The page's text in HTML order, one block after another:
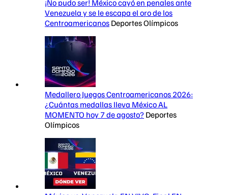
¡No pudo ser! México cayó en penales ante
Venezuela y se le escapa el oro de los
Centroamericanos Deportes Olímpicos
Medallero Juegos Centroamericanos 2026:
¿Cuántas medallas lleva México AL
MOMENTO hoy 7 de agosto? Deportes
Olímpicos